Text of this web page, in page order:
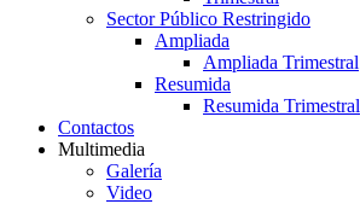
Sector Público Restringido
Ampliada
Ampliada Trimestral
Resumida
Resumida Trimestral
Contactos
Multimedia
Galería
Video